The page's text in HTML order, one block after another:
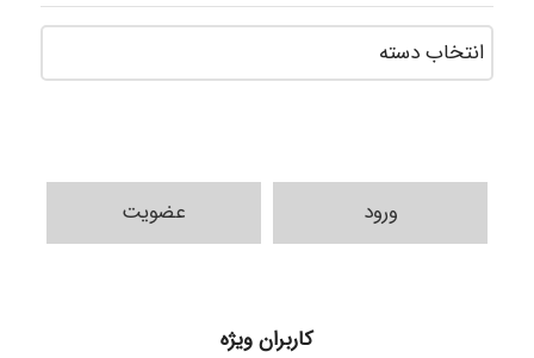
ورود عضویت
کاربران ویژه